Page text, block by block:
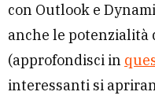
con Outlook e
anche le potenzialità
(approfondisci in
interessanti si